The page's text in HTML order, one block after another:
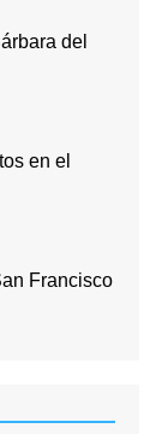
del
en el
Francisco